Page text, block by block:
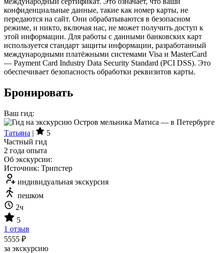
конфиденциальные данные, такие как номер карты, не
передаются на сайт. Они обрабатываются в безопасном
режиме, и никто, включая нас, не может получить доступ к
этой информации. Для работы с данными банковских карт
используется стандарт защиты информации, разработанный
международными платёжными системами Visa и MasterCard
— Payment Card Industry Data Security Standard (PCI DSS). Это
обеспечивает безопасность обработки реквизитов карты.
Бронировать
Ваш гид:
Татьяна |
5
Частный гид
2 года опыта
Об экскурсии:
Источник: Трипстер
индивидуальная экскурсия
пешком
2ч
5
1 отзыв
5555 ₽
за экскурсию